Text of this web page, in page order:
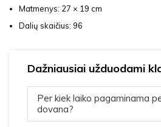
Matmenys: 27 × 19 cm
Dalių skaičius: 96
Dažniausiai užduodami
Per kiek laiko pagaminama
dovana?